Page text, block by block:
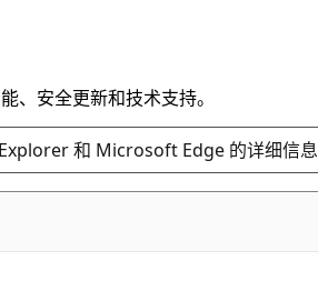
安全更新和技术支持。
和 Microsoft Edge 的详细信息